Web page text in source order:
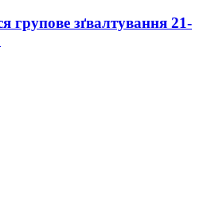
групове зґвалтування 21-